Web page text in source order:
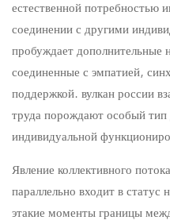
естественной потребностью
соединении с другими
пробуждает дополнительные
соединенные с эмпатией,
поддержкой. вулкан россии
труда порождают особый тип
индивидуальной
Явление коллективного
параллельно входит в
этакие моменты границы